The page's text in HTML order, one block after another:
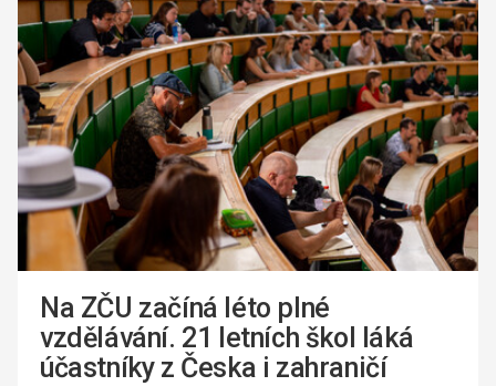
Na ZČU začíná léto plné
vzdělávání. 21 letních škol láká
účastníky z Česka i zahraničí